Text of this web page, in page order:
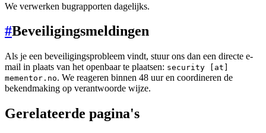
We verwerken bugrapporten dagelijks.
#Beveiligingsmeldingen
Als je een beveiligingsprobleem vindt, stuur ons dan een directe e-
mail in plaats van het openbaar te plaatsen: security [at]
mementor.no. We reageren binnen 48 uur en coordineren de
bekendmaking op verantwoorde wijze.
Gerelateerde pagina's